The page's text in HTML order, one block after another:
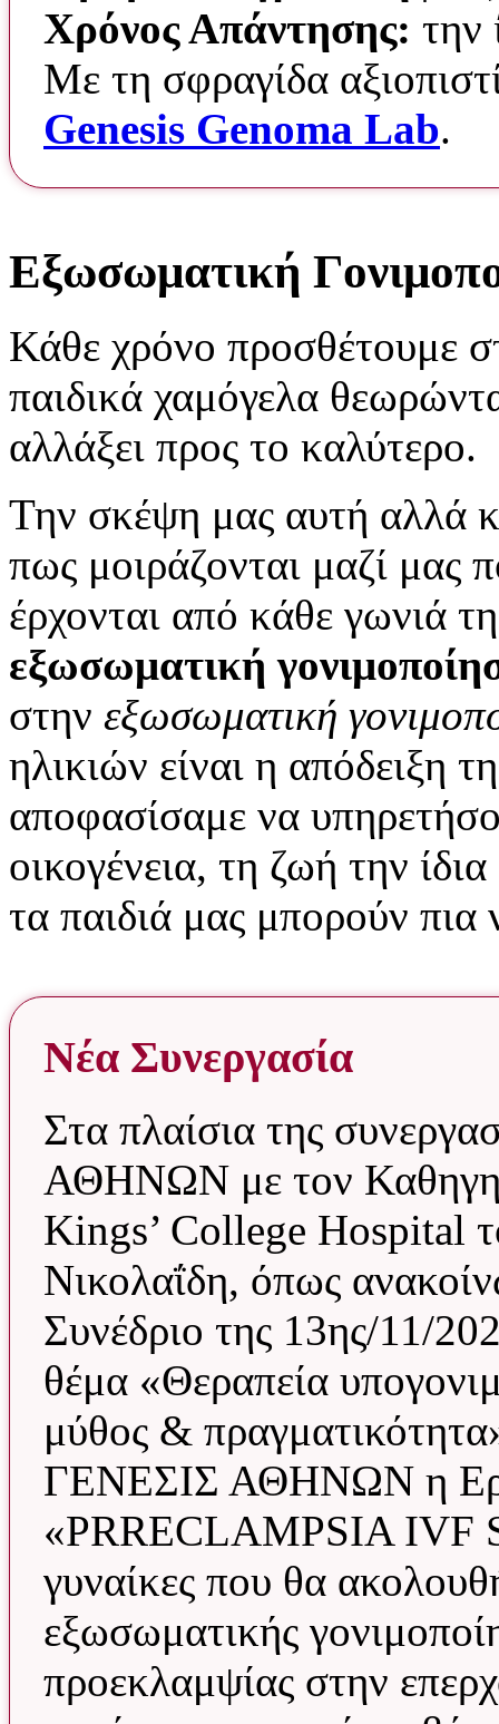
Χρόνος Απάντησης: την
Με τη σφραγίδα
Genesis Genoma Lab.
Εξωσωματική
Κάθε χρόνο προσθέτουμε
παιδικά χαμόγελα
αλλάξει προς το καλύτερο.
Την σκέψη μας αυτή αλλά
πως μοιράζονται μαζί μας
έρχονται από κάθε γωνιά
εξωσωματική
στην εξωσωματική
ηλικιών είναι η απόδειξη
αποφασίσαμε να
οικογένεια, τη ζωή την
τα παιδιά μας μπορούν
Νέα Συνεργασία
Στα πλαίσια της
ΑΘΗΝΩΝ με τον
Kings’ College Hospital
Νικολαΐδη, όπως
Συνέδριο της 13ης/11/
θέμα «Θεραπεία
μύθος &
ΓΕΝΕΣΙΣ ΑΘΗΝΩΝ η
«PRRECLAMPSIA IVF
γυναίκες που θα
εξωσωματικής
προεκλαμψίας στην